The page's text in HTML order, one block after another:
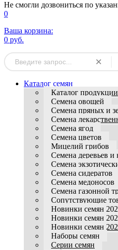
Не смогли дозвониться по
0
Ваша корзина:
0 руб.
Каталог семян
Каталог продукции
Семена овощей
Семена пряных и
Семена
Семена ягод
Семена цветов
Мицелий грибов
Семена деревьев и
Семена
Семена сидератов
Семена медоносов
Семена газонной
Сопутствующие
Новинки семян
Новинки семян
Новинки семян
Наборы семян
Серии семян